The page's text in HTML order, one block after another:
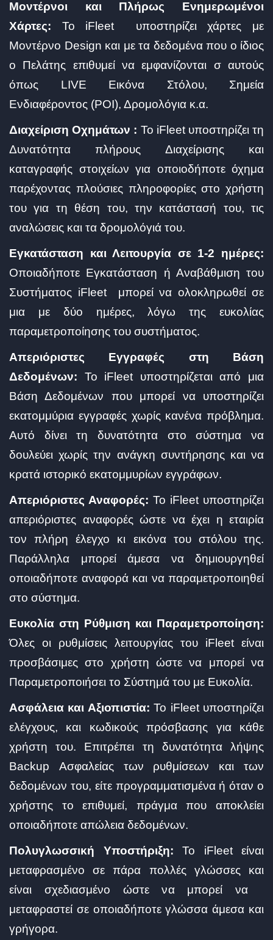
Μοντέρνοι και Πλήρως Ενημερωμένοι
Χάρτες: Το iFleet υποστηρίζει χάρτες με
Μοντέρνο Design και με τα δεδομένα που ο ίδιος
ο Πελάτης επιθυμεί να εμφανίζονται σ αυτούς
όπως LIVE Εικόνα Στόλου, Σημεία
Ενδιαφέροντος (POI), Δρομολόγια κ.α.
Διαχείριση Οχημάτων : Το iFleet υποστηρίζει τη
Δυνατότητα πλήρους Διαχείρισης και
καταγραφής στοιχείων για οποιοδήποτε όχημα
παρέχοντας πλούσιες πληροφορίες στο χρήστη
του για τη θέση του, την κατάστασή του, τις
αναλώσεις και τα δρομολόγιά του.
Εγκατάσταση και Λειτουργία σε 1-2 ημέρες:
Οποιαδήποτε Εγκατάσταση ή Αναβάθμιση του
Συστήματος iFleet μπορεί να ολοκληρωθεί σε
μια με δύο ημέρες, λόγω της ευκολίας
παραμετροποίησης του συστήματος.
Απεριόριστες Εγγραφές στη Βάση
Δεδομένων: Το iFleet υποστηρίζεται από μια
Βάση Δεδομένων που μπορεί να υποστηρίζει
εκατομμύρια εγγραφές χωρίς κανένα πρόβλημα.
Αυτό δίνει τη δυνατότητα στο σύστημα να
δουλεύει χωρίς την ανάγκη συντήρησης και να
κρατά ιστορικό εκατομμυρίων εγγράφων.
Απεριόριστες Αναφορές: Το iFleet υποστηρίζει
απεριόριστες αναφορές ώστε να έχει η εταιρία
τον πλήρη έλεγχο κι εικόνα του στόλου της.
Παράλληλα μπορεί άμεσα να δημιουργηθεί
οποιαδήποτε αναφορά και να παραμετροποιηθεί
στο σύστημα.
Ευκολία στη Ρύθμιση και Παραμετροποίηση:
Όλες οι ρυθμίσεις λειτουργίας του iFleet είναι
προσβάσιμες στο χρήστη ώστε να μπορεί να
Παραμετροποιήσει το Σύστημά του με Ευκολία.
Ασφάλεια και Αξιοπιστία: Το iFleet υποστηρίζει
ελέγχους, και κωδικούς πρόσβασης για κάθε
χρήστη του. Επιτρέπει τη δυνατότητα λήψης
Backup Ασφαλείας των ρυθμίσεων και των
δεδομένων του, είτε προγραμματισμένα ή όταν ο
χρήστης το επιθυμεί, πράγμα που αποκλείει
οποιαδήποτε απώλεια δεδομένων.
Πολυγλωσσική Υποστήριξη: Το iFleet είναι
μεταφρασμένο σε πάρα πολλές γλώσσες και
είναι σχεδιασμένο ώστε να μπορεί να
μεταφραστεί σε οποιαδήποτε γλώσσα άμεσα και
γρήγορα.